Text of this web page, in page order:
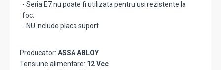
- Seria E7 nu poate fi utilizata pentru usi rezistente la
foc.
- NU include placa suport
Producator: ASSA ABLOY
Tensiune alimentare: 12 Vcc